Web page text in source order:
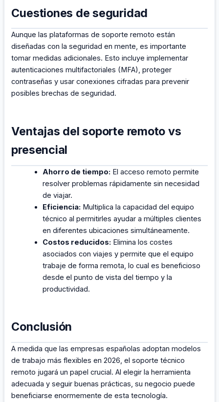
Cuestiones de seguridad
Aunque las plataformas de soporte remoto están
diseñadas con la seguridad en mente, es importante
tomar medidas adicionales. Esto incluye implementar
autenticaciones multifactoriales (MFA), proteger
contraseñas y usar conexiones cifradas para prevenir
posibles brechas de seguridad.
Ventajas del soporte remoto vs
presencial
Ahorro de tiempo: El acceso remoto permite
resolver problemas rápidamente sin necesidad
de viajar.
Eficiencia: Multiplica la capacidad del equipo
técnico al permitirles ayudar a múltiples clientes
en diferentes ubicaciones simultáneamente.
Costos reducidos: Elimina los costes
asociados con viajes y permite que el equipo
trabaje de forma remota, lo cual es beneficioso
desde el punto de vista del tiempo y la
productividad.
Conclusión
A medida que las empresas españolas adoptan modelos
de trabajo más flexibles en 2026, el soporte técnico
remoto jugará un papel crucial. Al elegir la herramienta
adecuada y seguir buenas prácticas, su negocio puede
beneficiarse enormemente de esta tecnología.